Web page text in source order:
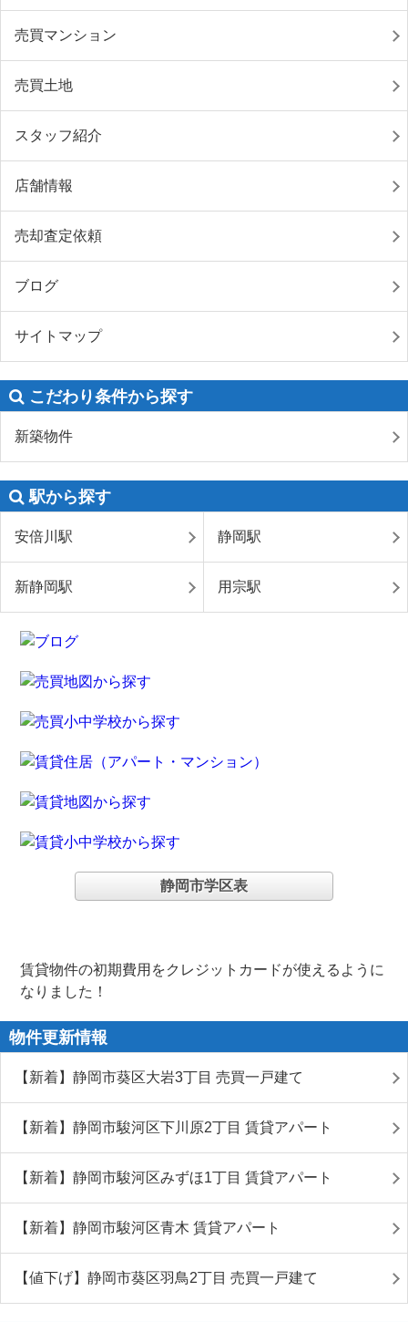
売買マンション
売買土地
スタッフ紹介
店舗情報
売却査定依頼
ブログ
サイトマップ
こだわり条件から探す
新築物件
駅から探す
安倍川駅 静岡駅
新静岡駅 用宗駅
静岡市学区表
賃貸物件の初期費用をクレジットカードが使えるように
なりました！
物件更新情報
【新着】静岡市葵区大岩3丁目 売買一戸建て
【新着】静岡市駿河区下川原2丁目 賃貸アパート
【新着】静岡市駿河区みずほ1丁目 賃貸アパート
【新着】静岡市駿河区青木 賃貸アパート
【値下げ】静岡市葵区羽鳥2丁目 売買一戸建て